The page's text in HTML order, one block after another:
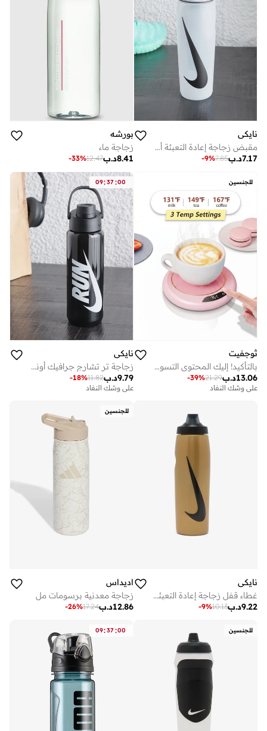
نايكي
مقبض زجاجة إعادة التعبئة أونصة
د.ب7.17
7.85
-9%
بورشه
زجاجة ماء
د.ب8.41
12.47
-33%
للجنسين
ثوجفيت
بالتأكيد! إليك المحتوى التسويقي المحدث للسخان الذكي باللغة العربية، مصاغاً بأسلوب احترافي ليناسب متجرك الإلكتروني:
د.ب13.06
21.29
-39%
على وشك النفاد
09:37:00
نايكي
زجاجة تر تشارج جرافيك أونصة
د.ب9.79
11.82
-18%
على وشك النفاد
نايكي
غطاء قفل زجاجة إعادة التعبئة لتر
د.ب9.22
10.13
-9%
للجنسين
اديداس
زجاجة معدنية برسومات مل
د.ب12.86
17.24
-26%
للجنسين 09:37 :00